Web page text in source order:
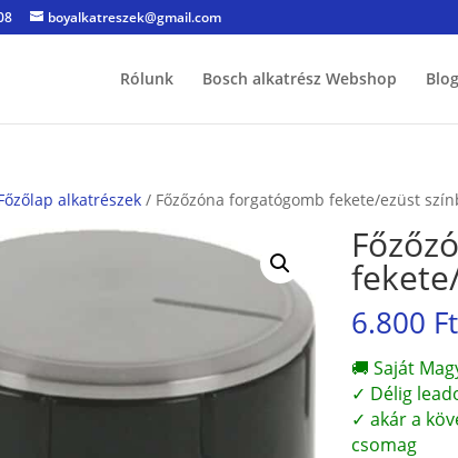
boyalkatreszek@gmail.com
Rólunk Bosch alkatrész Webshop Blog
alkatrészek / Főzőzóna forgatógomb fekete/ezüst
6.800 Ft
🚚 Saját
✓ Délig
✓ akár a
csomag